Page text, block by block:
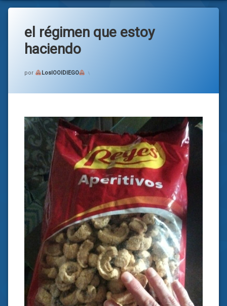
el régimen que estoy
haciendo
por LosIOOIDIEGO